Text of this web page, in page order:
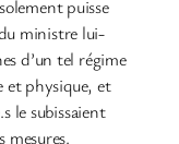
puisse
ministre lui-
d’un tel régime
et physique, et
le subissaient
mesures.